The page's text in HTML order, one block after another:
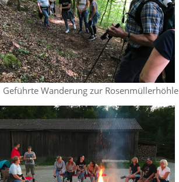
Geführte Wanderung zur Rosenmüllerhöhle